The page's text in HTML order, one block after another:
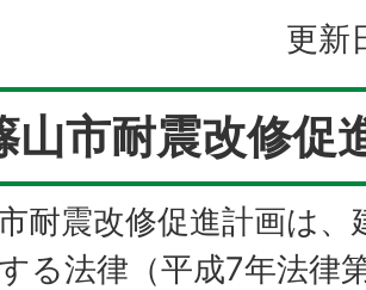
更新
山市耐震改修促
耐震改修促進計画は
る法律（平成7年法律